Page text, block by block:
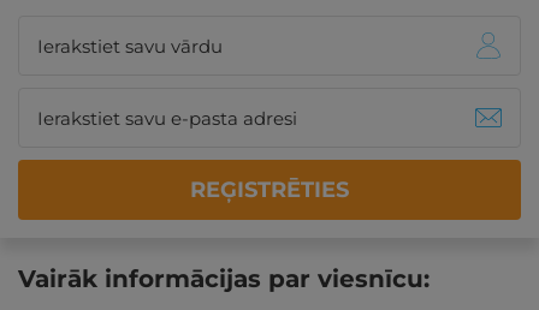
REĢISTRĒTIES
Vairāk informācijas par viesnīcu: